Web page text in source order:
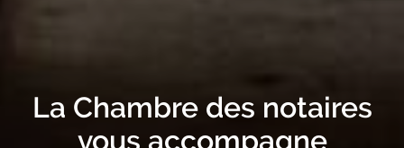
La Chambre des notaires
vous accompagne